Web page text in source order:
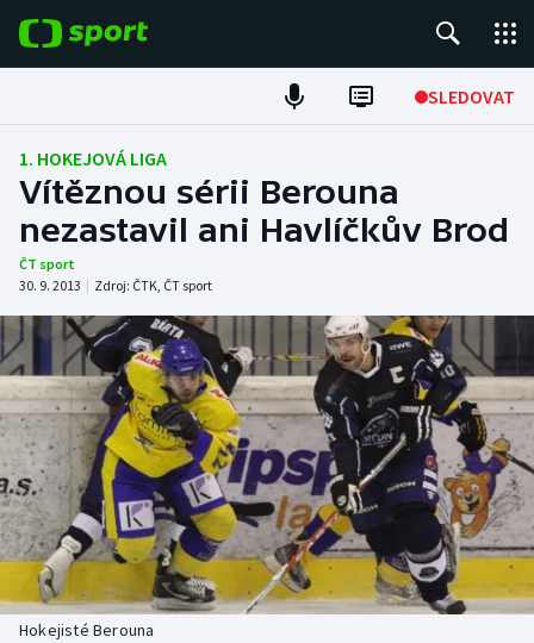
SLEDOVAT
Fotbal
Hokej
Tenis
Atletika
Cyklistika
DALŠÍ SPORTY
Americký fotbal
Baseball a softbal
Basketbal
NEPŘEHLÉDNĚTE
Soutěže
Historické návraty
1. HOKEJOVÁ LIGA
Vítěznou sérii Berouna
nezastavil ani Havlíčkův Brod
ČT sport
30. 9. 2013 | Zdroj: ČTK, ČT sport
Hokejisté Berouna